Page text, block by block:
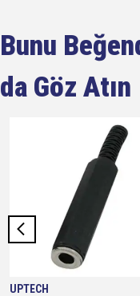
Bunu
da Göz Atın
UPTECH